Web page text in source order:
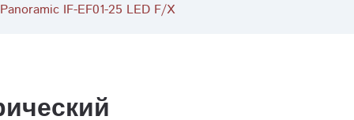
IF-EF01-25 LED F/X